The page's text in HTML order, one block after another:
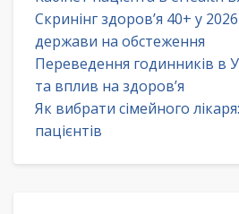
Скринінг здоров’я 40+ у
держави на обстеження
Переведення годинників в
та вплив на здоров’я
Як вибрати сімейного
пацієнтів